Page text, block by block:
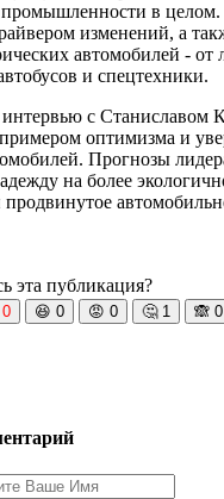
в
изменений, а
автомобилей - от
и спецтехники.
с Станиславом
оптимизма и
Прогнозы
на более
продвинутое
эта публикация?
0 😆 0 😡 0 🤔 1 🙈 0